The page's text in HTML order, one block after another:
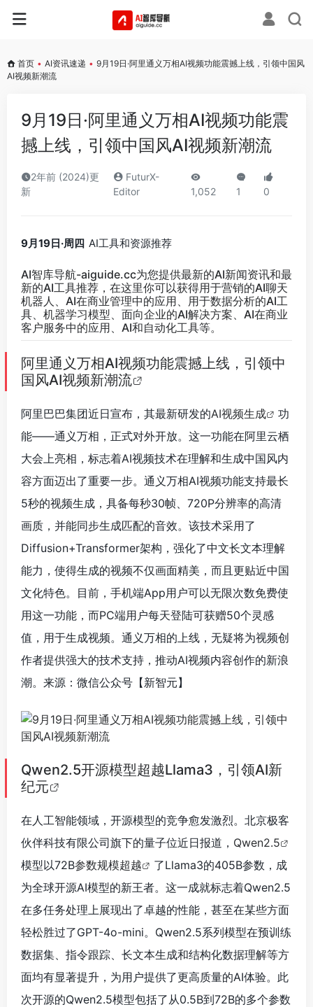
首页 • AI资讯速递 • 9月19日·阿里通义万相AI视频功能震撼上线，引领中国风
AI视频新潮流
9月19日·阿里通义万相AI视频功能震
撼上线，引领中国风AI视频新潮流
2年前 (2024)更
新
FuturX-
Editor
1,052 1 0
9月19日·周四 AI工具和资源推荐
AI智库导航-aiguide.cc为您提供最新的AI新闻资讯和最
新的AI工具推荐，在这里你可以获得用于营销的AI聊天
机器人、AI在商业管理中的应用、用于数据分析的AI工
具、机器学习模型、面向企业的AI解决方案、AI在商业
客户服务中的应用、AI和自动化工具等。
阿里通义万相AI视频功能震撼上线，引领中
国风AI视频新潮流
阿里巴巴集团近日宣布，其最新研发的AI视频生成
功
能——通义万相，正式对外开放。这一功能在阿里云栖
大会上亮相，标志着AI视频技术在理解和生成中国风内
容方面迈出了重要一步。通义万相AI视频功能支持最长
5秒的视频生成，具备每秒30帧、720P分辨率的高清
画质，并能同步生成匹配的音效。该技术采用了
Diffusion+Transformer架构，强化了中文长文本理解
能力，使得生成的视频不仅画面精美，而且更贴近中国
文化特色。目前，手机端App用户可以无限次数免费使
用这一功能，而PC端用户每天登陆可获赠50个灵感
值，用于生成视频。通义万相的上线，无疑将为视频创
作者提供强大的技术支持，推动AI视频内容创作的新浪
潮。来源：微信公众号【新智元】
Qwen2.5开源模型超越Llama3，引领AI新
纪元
在人工智能领域，开源模型的竞争愈发激烈。北京极客
伙伴科技有限公司旗下的量子位近日报道， Qwen2.5
模型以72B参数规模超越
了Llama3的405B参数，成
为全球开源AI模型的新王者。这一成就标志着Qwen2.5
在多任务处理上展现出了卓越的性能，甚至在某些方面
轻松胜过了GPT-4o-mini。Qwen2.5系列模型在预训练
数据集、指令跟踪、长文本生成和结构化数据理解等方
面均有显著提升，为用户提供了更高质量的AI体验。此
次开源的Qwen2.5模型包括了从0.5B到72B的多个参数